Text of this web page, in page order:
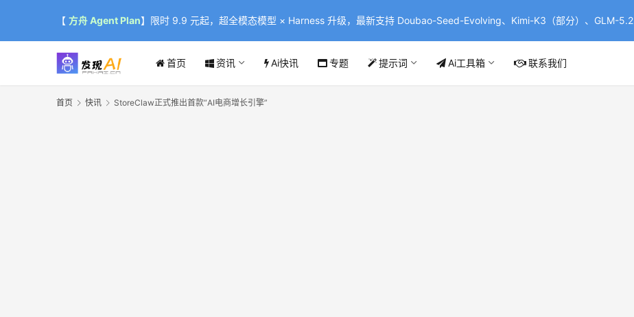
【 方舟 Agent Plan】限时 9.9 元起，超全模态模型 × Harness 升级，最新支持 Doubao-Seed-Evolving、Kimi-K3（部分）、GLM-5.2
首页 资讯 Ai快讯 专题 提示词 Ai工具箱 联系我们
首页 快讯 StoreClaw正式推出首款“AI电商增长引擎”